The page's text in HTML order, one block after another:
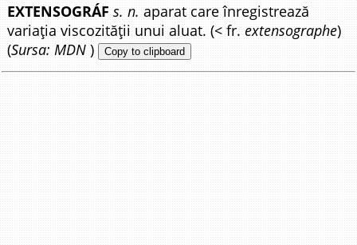
EXTENSOGRÁF s. n. aparat care înregistrează
variația viscozității unui aluat. (< fr.extensographe)
(Sursa: MDN ) Copy to clipboard